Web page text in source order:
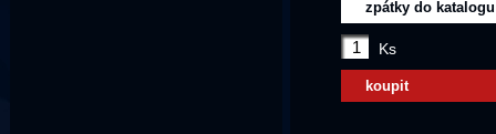
zpátky do katalogu
Ks
koupit